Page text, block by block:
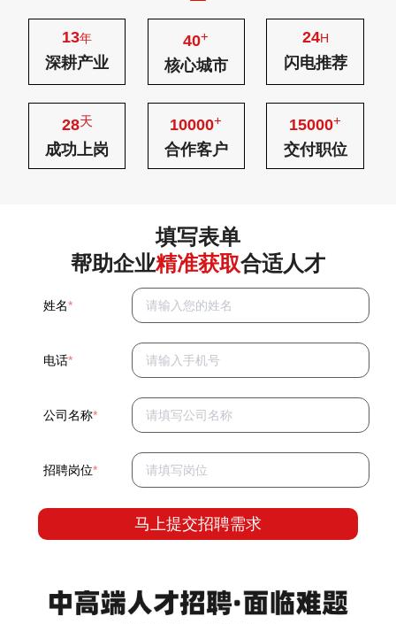
13年
深耕产业
40+
核心城市
24H
闪电推荐
28天
成功上岗
10000+
合作客户
15000+
交付职位
填写表单
帮助企业精准获取合适人才
姓名*
电话*
公司名称*
招聘岗位*
马上提交招聘需求